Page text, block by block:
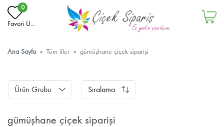
0
Favori Ü...
Ana Sayfa Tüm iller gümüşhane çiçek siparişi
Ürün Grubu Sıralama
gümüşhane çiçek siparişi